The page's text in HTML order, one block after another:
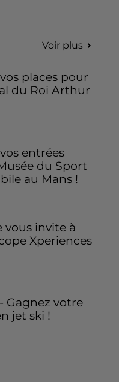
Voir plus
places pour
du Roi Arthur
entrées
du Sport
au Mans !
vous invite à
Xperiences
Gagnez votre
jet ski !